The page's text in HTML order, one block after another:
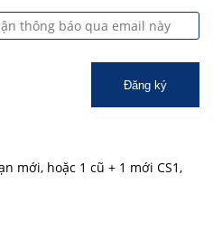
Đăng ký
mới, hoặc 1 cũ + 1 mới CS1,